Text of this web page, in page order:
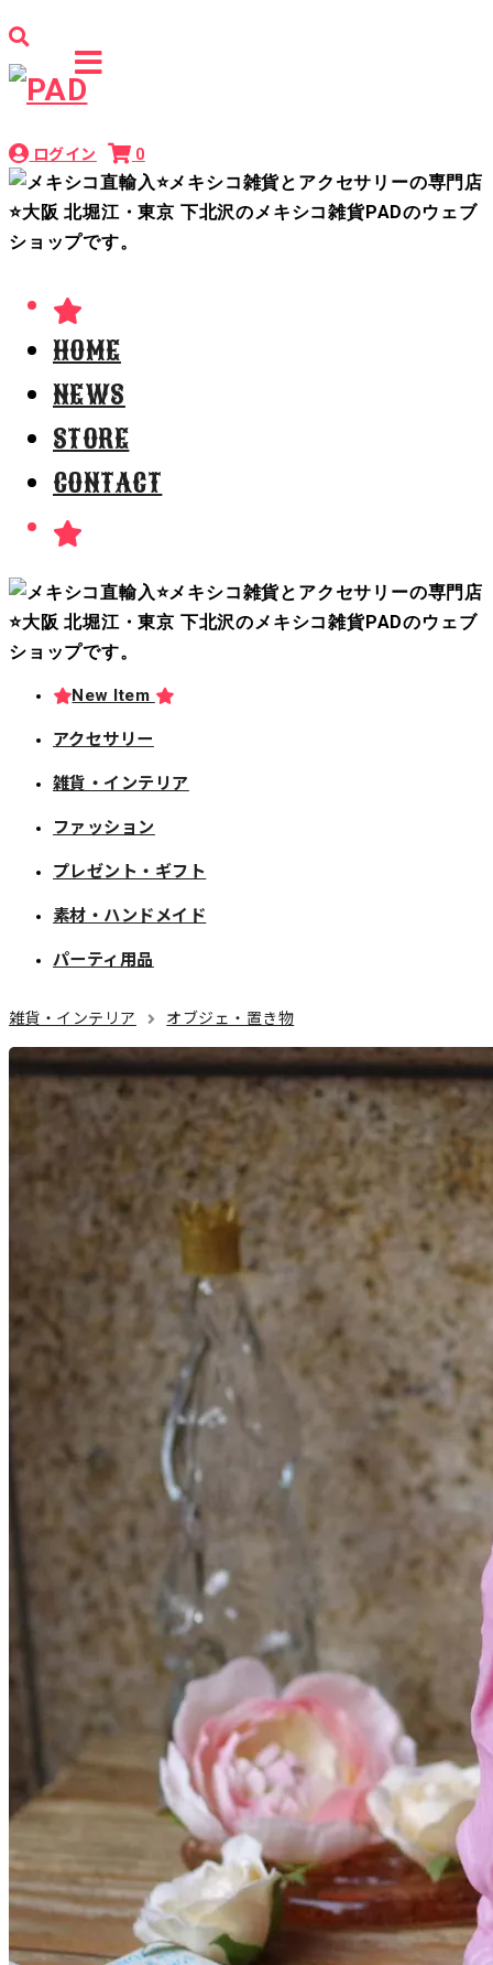
ログイン 0
HOME
NEWS
STORE
CONTACT
New Item
アクセサリー
雑貨・インテリア
ファッション
プレゼント・ギフト
素材・ハンドメイド
パーティ用品
雑貨・インテリア オブジェ・置き物